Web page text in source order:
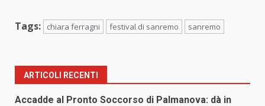
Tags: chiara ferragni festival di sanremo sanremo
ARTICOLI RECENTI
Accadde al Pronto Soccorso di Palmanova: dà in